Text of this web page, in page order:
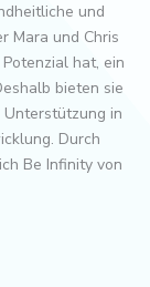
und
Mara und Chris
hat, ein
bieten sie
in
Durch
Be Infinity von